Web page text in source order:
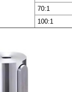
70:1
100:1